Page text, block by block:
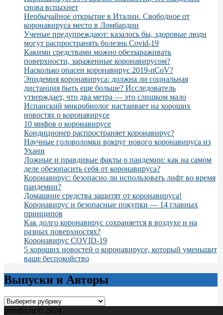
снова вспыхнет
Необычайное открытие в Италии. Свободное от
коронавируса место в Ломбардии
Ученые предупреждают: казалось бы, здоровые люди
могут распространять болезнь Covid-19
Какими средствами можно обеззараживать
поверхности, зараженные коронавирусом?
Насколько опасен коронавирус 2019-nCoV?
Эпидемия коронавируса: должна ли социальная
дистанция быть еще больше? Исследователь
утверждает, что два метра — это слишком мало
Испанский микробиолог настаивает на хороших
новостях о коронавирусе
10 мифов о коронавирусе
Кондиционер распространяет коронавирус?
Научные головоломки вокруг нового коронавируса из
Ухани
Ложные и правдивые факты о пандемии: как на самом
деле обезопасить себя от коронавируса?
Коронавирус: безопасно ли использовать лифт во время
пандемии?
Домашние средства защитят от коронавируса!
Коронавирус и безопасные покупки — 14 главных
принципов
Как долго коронавирус сохраняется в воздухе и на
разных поверхностях?
Коронавирус COVID-19
5 хороших новостей о коронавирусе, который уменьшит
ваше беспокойство
Выпуски и Авторы
Выпуски
и
prevdis.ru © 2024